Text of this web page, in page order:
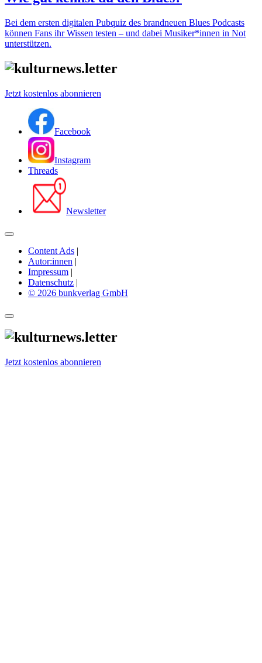
Bei dem ersten digitalen Pubquiz des brandneuen Blues Podcasts
können Fans ihr Wissen testen – und dabei Musiker*innen in Not
unterstützen.
Jetzt kostenlos abonnieren
Facebook
Instagram
Threads
Newsletter
Content Ads |
Autor:innen |
Impressum |
Datenschutz |
© 2026 bunkverlag GmbH
Jetzt kostenlos abonnieren